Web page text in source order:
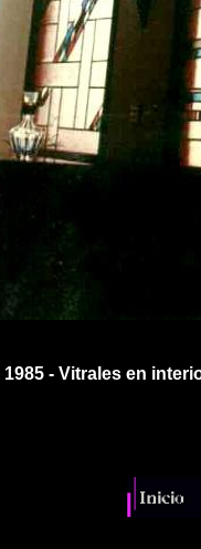
1985 - Vitrales en